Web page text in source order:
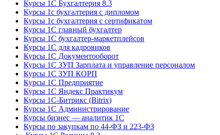
Курсы 1С Бухгалтерия 8.3
Курсы 1с бухгалтерия с дипломом
Курсы 1с бухгалтерия с сертификатом
Курсы 1С главный бухгалтер
Курсы 1С бухгалтер-маркетплейсов
Курсы 1С для кадровиков
Курсы 1С Документооборот
Курсы 1С ЗУП Зарплата и управление персоналом
Курсы 1С ЗУП КОРП
Курсы 1С Предприятие
Курсы 1С Яндекс Практикум
Курсы 1С-Битрикс (Bitrix)
Курсы 1С Администрирование
Курсы бизнес — аналитик 1С
Курсы по закупкам по 44‑ФЗ и 223‑ФЗ